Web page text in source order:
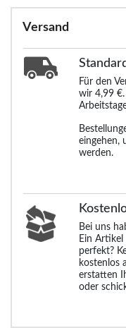
Versand
Für den
wir 4,99 €.
eingehen,
werden.
Bei uns
Ein
perfekt?
kostenlos
erstatten
oder